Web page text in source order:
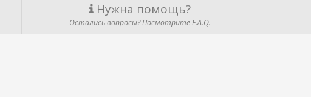
Нужна помощь?
Остались вопросы? Посмотрите F.A.Q.